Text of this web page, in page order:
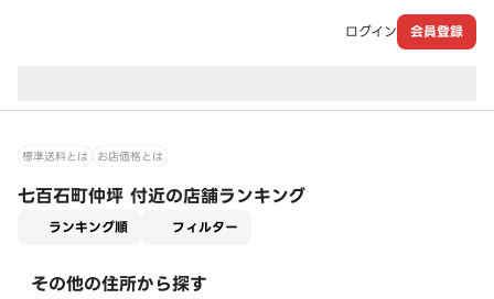
ログイン 会員登録
標準送料とは お店価格とは
七百石町仲坪 付近の店舗ランキング
ランキング順 フィルター
その他の住所から探す